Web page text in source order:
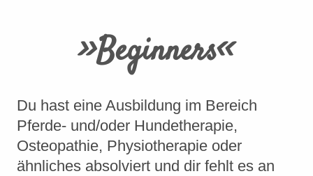
>>Beginners<<
Du hast eine Ausbildung im Bereich
Pferde- und/oder Hundetherapie,
Osteopathie, Physiotherapie oder
ähnliches absolviert und dir fehlt es an